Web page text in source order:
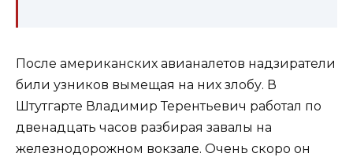
После американских авианалетов надзиратели
били узников вымещая на них злобу. В
Штутгарте Владимир Терентьевич работал по
двенадцать часов разбирая завалы на
железнодорожном вокзале. Очень скоро он